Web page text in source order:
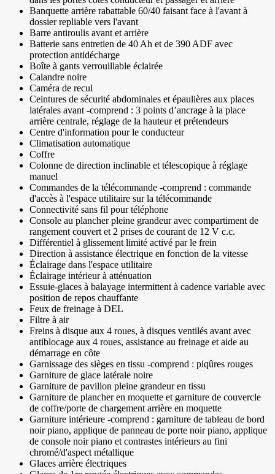
Banquette arrière rabattable 60/40 faisant face à l'avant à
dossier repliable vers l'avant
Barre antiroulis avant et arrière
Batterie sans entretien de 40 Ah et de 390 ADF avec
protection antidécharge
Boîte à gants verrouillable éclairée
Calandre noire
Caméra de recul
Ceintures de sécurité abdominales et épaulières aux places
latérales avant -comprend : 3 points d’ancrage à la place
arrière centrale, réglage de la hauteur et prétendeurs
Centre d'information pour le conducteur
Climatisation automatique
Coffre
Colonne de direction inclinable et télescopique à réglage
manuel
Commandes de la télécommande -comprend : commande
d'accès à l'espace utilitaire sur la télécommande
Connectivité sans fil pour téléphone
Console au plancher pleine grandeur avec compartiment de
rangement couvert et 2 prises de courant de 12 V c.c.
Différentiel à glissement limité activé par le frein
Direction à assistance électrique en fonction de la vitesse
Éclairage dans l'espace utilitaire
Éclairage intérieur à atténuation
Essuie-glaces à balayage intermittent à cadence variable avec
position de repos chauffante
Feux de freinage à DEL
Filtre à air
Freins à disque aux 4 roues, à disques ventilés avant avec
antiblocage aux 4 roues, assistance au freinage et aide au
démarrage en côte
Garnissage des sièges en tissu -comprend : piqûres rouges
Garniture de glace latérale noire
Garniture de pavillon pleine grandeur en tissu
Garniture de plancher en moquette et garniture de couvercle
de coffre/porte de chargement arrière en moquette
Garniture intérieure -comprend : garniture de tableau de bord
noir piano, applique de panneau de porte noir piano, applique
de console noir piano et contrastes intérieurs au fini
chromé/d'aspect métallique
Glaces arrière électriques